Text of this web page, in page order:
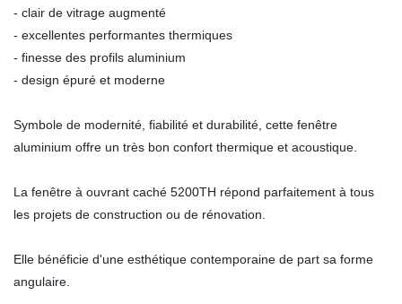
- clair de vitrage augmenté
- excellentes performantes thermiques
- finesse des profils aluminium
- design épuré et moderne
Symbole de modernité, fiabilité et durabilité, cette fenêtre
aluminium offre un très bon confort thermique et acoustique.
La fenêtre à ouvrant caché 5200TH répond parfaitement à tous
les projets de construction ou de rénovation.
Elle bénéficie d'une esthétique contemporaine de part sa forme
angulaire.